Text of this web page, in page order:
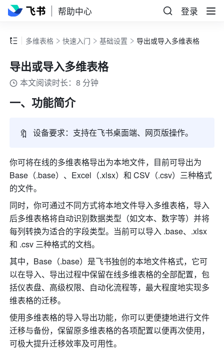
帮助中心 登录
多维表格 快速入门 基础设置 导出或导入多维表格
导出或导入多维表格
本文阅读时长：8 分钟
一、功能简介
🔖 设备要求：支持在飞书桌面端、网页版操作。
你可将在线的多维表格导出为本地文件，目前可导出为
Base （.base）、Excel（.xlsx）和 CSV（.csv） 三种格式
的文件。
同时，你可通过不同方式将本地文件导入多维表格，导入
后多维表格将自动识别数据类型（如文本、数字等）并将
每列转换为适合的字段类型。当前可以导入 .base、.xlsx
和 .csv 三种格式的文档。
其中，Base（.base）是飞书独创的本地文件格式，它可
以在导入、导出过程中保留在线多维表格的全部配置，包
括仪表盘、高级权限、自动化流程等，最大程度地实现多
维表格的迁移。
使用多维表格的导入导出功能，你可以更便捷地进行文件
迁移与备份，保留原多维表格的各项配置以便再次使用，
可极大提升迁移效率及可用性。